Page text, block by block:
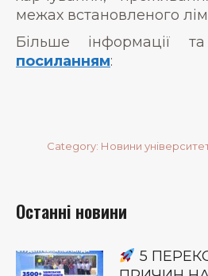
межах встановленого
Більше інформації
посиланням:
Category: Новини
Останні новини
5